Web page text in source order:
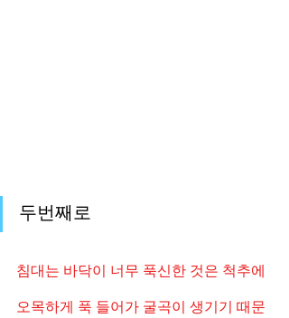
두번째로
침대는 바닥이 너무 푹신한 것은 척추에
오목하게 푹 들어가 굴곡이 생기기 때문